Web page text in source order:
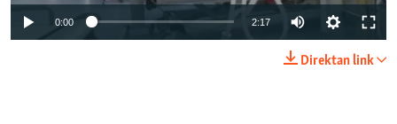
0:00 2:17
Direktan link